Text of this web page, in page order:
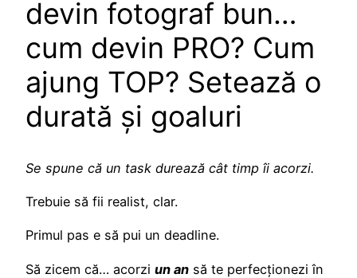
devin fotograf bun…
cum devin PRO? Cum
ajung TOP? Setează o
durată și goaluri
Se spune că un task durează cât timp îi acorzi.
Trebuie să fii realist, clar.
Primul pas e să pui un deadline.
Să zicem că… acorzi un an să te perfecționezi în